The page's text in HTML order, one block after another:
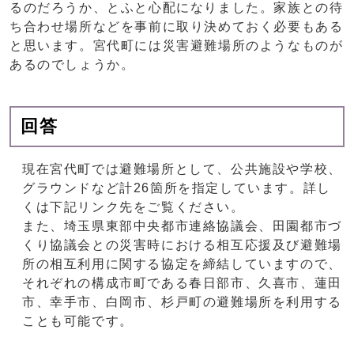
るのだろうか、とふと心配になりました。家族との待
ち合わせ場所などを事前に取り決めておく必要もある
と思います。宮代町には災害避難場所のようなものが
あるのでしょうか。
回答
現在宮代町では避難場所として、公共施設や学校、
グラウンドなど計26箇所を指定しています。詳し
くは下記リンク先をご覧ください。
また、埼玉県東部中央都市連絡協議会、田園都市づ
くり協議会との災害時における相互応援及び避難場
所の相互利用に関する協定を締結していますので、
それぞれの構成市町である春日部市、久喜市、蓮田
市、幸手市、白岡市、杉戸町の避難場所を利用する
ことも可能です。